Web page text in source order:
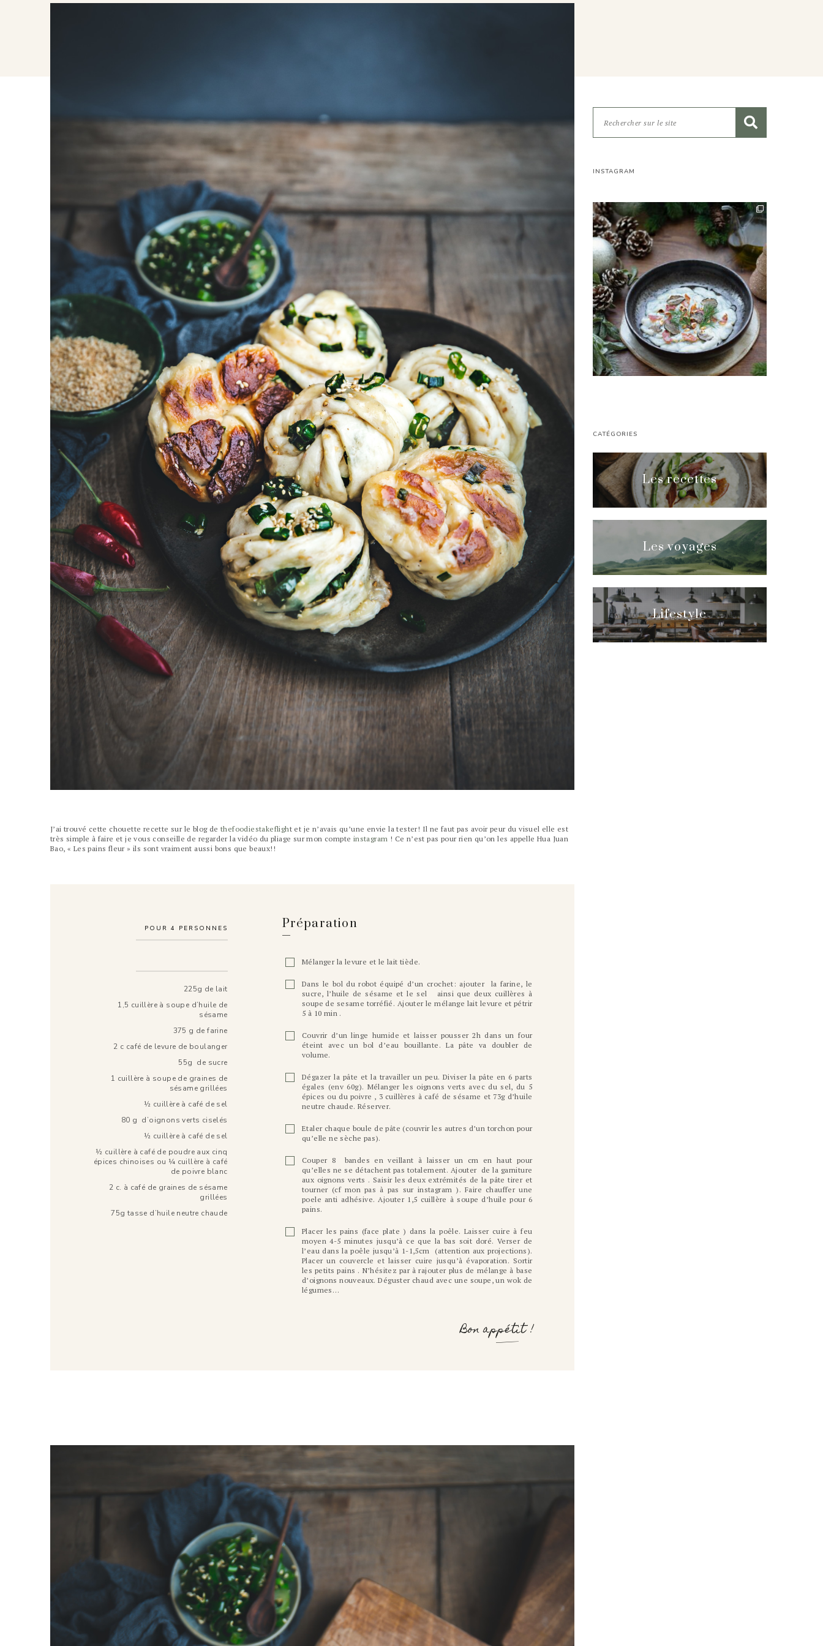
J’ai trouvé cette chouette recette sur le blog de thefoodiestakeflight et je n’avais qu’une envie la tester! Il ne faut pas avoir peur du visuel elle est
très simple à faire et je vous conseille de regarder la vidéo du pliage sur mon compte instagram ! Ce n’est pas pour rien qu’on les appelle Hua Juan
Bao, « Les pains fleur » ils sont vraiment aussi bons que beaux!!
POUR 4 PERSONNES
225g de lait
1,5 cuillère à soupe d’huile de
sésame
375 g de farine
2 c café de levure de boulanger
55g de sucre
1 cuillère à soupe de graines de
sésame grillées
½ cuillère à café de sel
80 g d’oignons verts ciselés
½ cuillère à café de sel
½ cuillère à café de poudre aux cinq
épices chinoises ou ¼ cuillère à café
de poivre blanc
2 c. à café de graines de sésame
grillées
75g tasse d’huile neutre chaude
Préparation
Mélanger la levure et le lait tiède.
Dans le bol du robot équipé d’un crochet: ajouter la farine, le
sucre, l’huile de sésame et le sel ainsi que deux cuillères à
soupe de sesame torréfié. Ajouter le mélange lait levure et pétrir
5 à 10 min .
Couvrir d’un linge humide et laisser pousser 2h dans un four
éteint avec un bol d’eau bouillante. La pâte va doubler de
volume.
Dégazer la pâte et la travailler un peu. Diviser la pâte en 6 parts
égales (env 60g). Mélanger les oignons verts avec du sel, du 5
épices ou du poivre , 3 cuillères à café de sésame et 73g d’huile
neutre chaude. Réserver.
Etaler chaque boule de pâte (couvrir les autres d’un torchon pour
qu’elle ne sèche pas).
Couper 8 bandes en veillant à laisser un cm en haut pour
qu’elles ne se détachent pas totalement. Ajouter de la garniture
aux oignons verts . Saisir les deux extrémités de la pâte tirer et
tourner (cf mon pas à pas sur instagram ). Faire chauffer une
poele anti adhésive. Ajouter 1,5 cuillère à soupe d’huile pour 6
pains.
Placer les pains (face plate ) dans la poêle. Laisser cuire à feu
moyen 4-5 minutes jusqu’à ce que la bas soit doré. Verser de
l’eau dans la poêle jusqu’à 1-1,5cm (attention aux projections).
Placer un couvercle et laisser cuire jusqu’à évaporation. Sortir
les petits pains . N’hésitez par à rajouter plus de mélange à base
d’oignons nouveaux. Déguster chaud avec une soupe, un wok de
légumes…
Bon appétit !
INSTAGRAM
CATÉGORIES
Les recettes
Les voyages
Lifestyle